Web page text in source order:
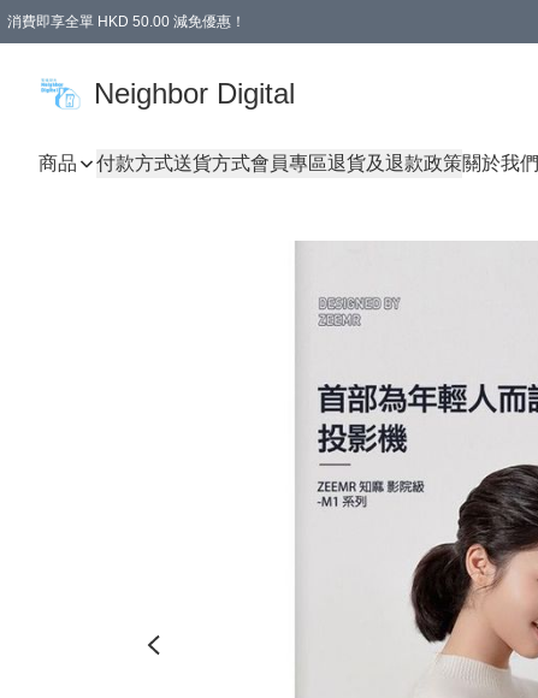
消費即享全單 HKD 50.00 減免優惠！
Neighbor Digital
商品 付款方式送貨方式會員專區退貨及退款政策關於我們